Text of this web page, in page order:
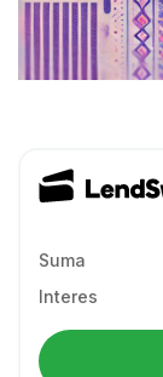
Suma
Interes